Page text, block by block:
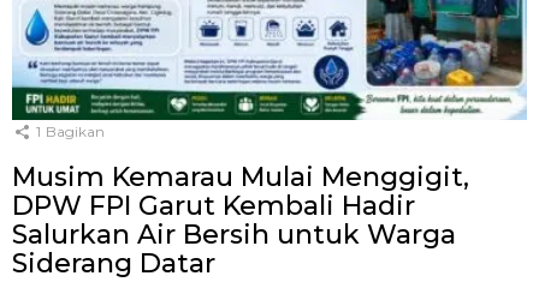
1 Bagikan
Musim Kemarau Mulai Menggigit,
DPW FPI Garut Kembali Hadir
Salurkan Air Bersih untuk Warga
Siderang Datar